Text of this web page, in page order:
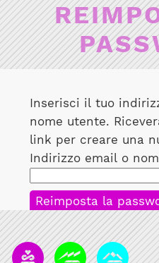
Inserisci il tuo
nome utente.
link per creare una
Indirizzo email o
Reimposta la